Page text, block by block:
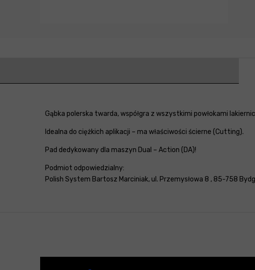
Gąbka polerska twarda, współgra z wszystkimi powłokami
Idealna do ciężkich aplikacji – ma właściwości ścierne (Cutting).
Pad dedykowany dla maszyn Dual – Action (DA)!
Podmiot odpowiedzialny:
Polish System Bartosz Marciniak, ul. Przemysłowa 8 , 85-758